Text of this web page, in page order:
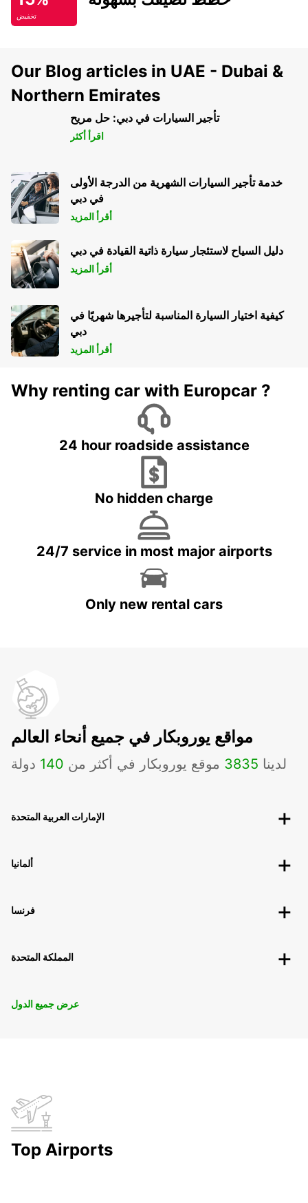
تخفيض
Our Blog articles in UAE - Dubai &
Northern Emirates
تأجير السيارات في دبي: حل مريح
اقرأ أكثر
خدمة تأجير السيارات الشهرية من الدرجة الأولى
في دبي
أقرأ المزيد
دليل السياح لاستئجار سيارة ذاتية القيادة في دبي
أقرأ المزيد
كيفية اختيار السيارة المناسبة لتأجيرها شهريًا في
دبي
أقرأ المزيد
Why renting car with Europcar ?
24 hour roadside assistance
No hidden charge
24/7 service in most major airports
Only new rental cars
مواقع يوروبكار في جميع أنحاء العالم
لدينا 3835 موقع يوروبكار في أكثر من 140 دولة
الإمارات العربية المتحدة
ألمانيا
فرنسا
المملكة المتحدة
عرض جميع الدول
Top Airports